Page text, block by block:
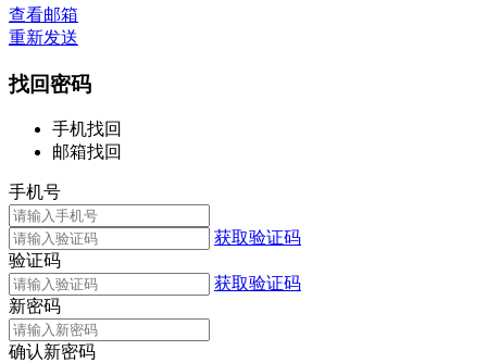
查看邮箱
重新发送
找回密码
手机找回
邮箱找回
手机号
获取验证码
验证码
获取验证码
新密码
确认新密码